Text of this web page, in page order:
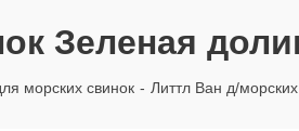
Зеленая
морских свинок - Литтл Ван д/